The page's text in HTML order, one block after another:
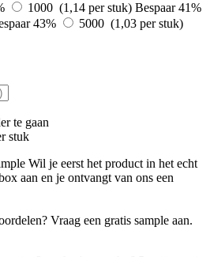
1000 (1,14 per stuk) Bespaar 41%
43%
5000 (1,03 per stuk)
te gaan
stuk
Wil je eerst het product in het echt
aan en je ontvangt van ons een
Vraag een gratis sample aan.